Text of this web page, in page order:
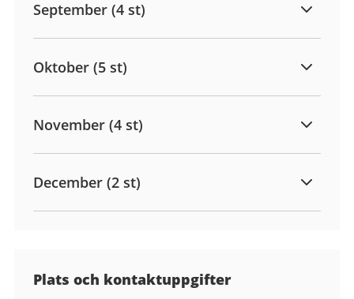
September (4 st)
Oktober (5 st)
November (4 st)
December (2 st)
Plats och kontaktuppgifter